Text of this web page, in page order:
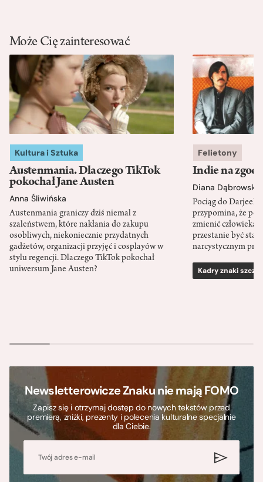
Może Cię zainteresować
Kultura i Sztuka
Austenmania. Dlaczego TikTok
pokochał Jane Austen
Anna Śliwińska
Austenmania graniczy dziś niemal z
szaleństwem, które nakłania do zakupu
osobliwych, niekoniecznie przydatnych
gadżetów, organizacji przyjęć i cosplayów w
stylu regencji. Dlaczego TikTok pokochał
uniwersum Jane Austen?
Felietony
Indie na
Diana Dąbrowska
Pociąg do
przypomina, że
zmienić człowieka
przestanie być
narcystycznym
Kadry znaki
Newsletterowicze Znaku nie mają FOMO
Zapisz się i otrzymaj dostęp do nowych tekstów przed
premierą, zniżki, prezenty i polecenia kulturalne specjalnie
dla Ciebie.